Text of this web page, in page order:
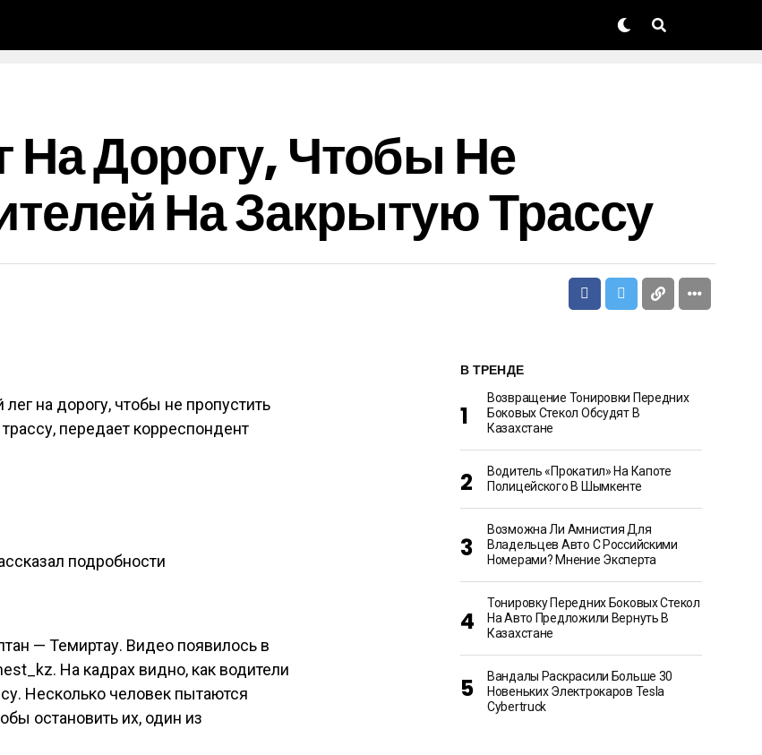
На Дорогу, Чтобы Не
На Закрытую Трассу
на дорогу, чтобы не пропустить
передает корреспондент
подробности
— Темиртау. Видео появилось в
На кадрах видно, как водители
Несколько человек пытаются
остановить их, один из
В ТРЕНДЕ
Возвращение Тонировки Передних
Боковых Стекол Обсудят В
Казахстане
Водитель «прокатил» На Капоте
Полицейского В Шымкенте
Возможна Ли Амнистия Для
Владельцев Авто С Российскими
Номерами? Мнение Эксперта
Тонировку Передних Боковых Стекол
На Авто Предложили Вернуть В
Казахстане
Вандалы Раскрасили Больше 30
Новеньких Электрокаров Tesla
Cybertruck